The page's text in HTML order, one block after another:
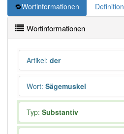
Wortinformationen Definition
Wortinformationen
Artikel: der
Wort: Sägemuskel
Typ: Substantiv